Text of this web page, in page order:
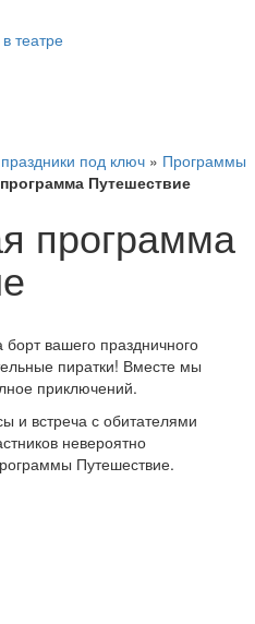
театре
под ключ » Программы
Путешествие
программа
вашего праздничного
пиратки! Вместе мы
приключений.
и встреча с обитателями
невероятно
Путешествие.